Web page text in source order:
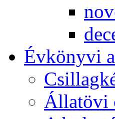
Év­köny­vi
Ál­lat­övi